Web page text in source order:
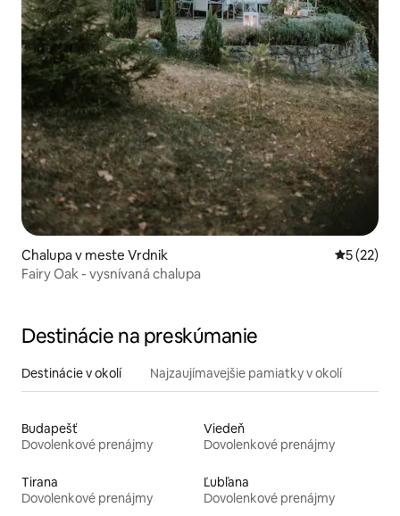
Chalupa v meste Vrdnik
5 (22)
Fairy Oak - vysnívaná chalupa
Destinácie na preskúmanie
Destinácie v okolí Najzaujímavejšie pamiatky v okolí
Budapešť
Dovolenkové prenájmy
Viedeň
Dovolenkové prenájmy
Tirana
Dovolenkové prenájmy
Ľubľana
Dovolenkové prenájmy